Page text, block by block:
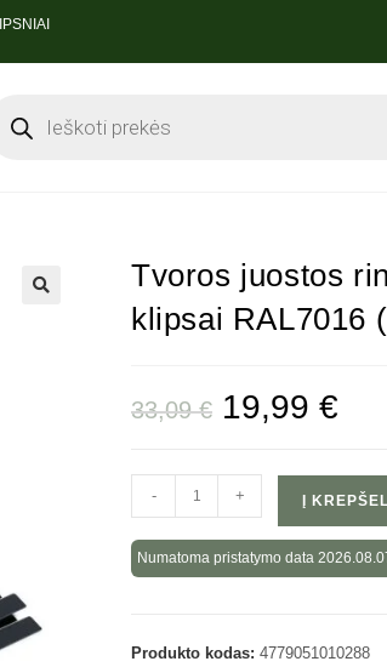
Tvoros juostos
klipsai RAL7016
33,09€ 19,99 €
- + Į KREPŠELĮ
Numatoma pristatymo data
Produkto kodas: 4779051010288